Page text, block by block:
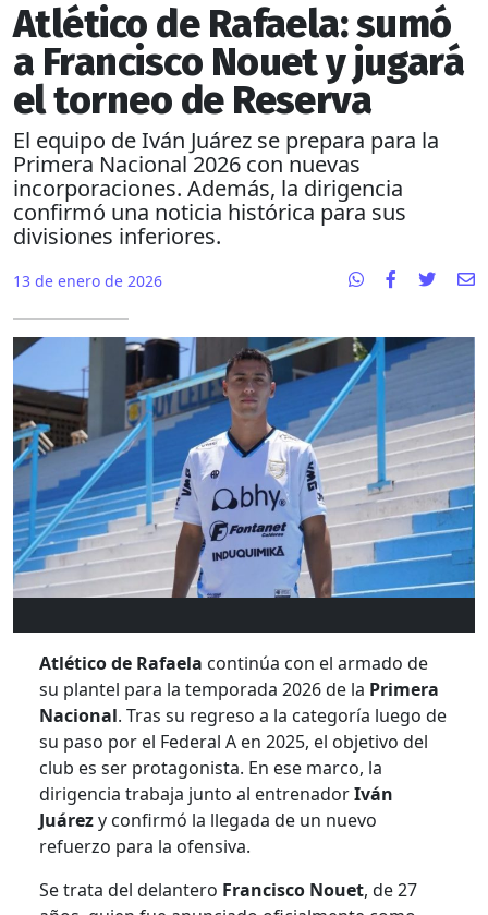
Atlético de Rafaela: sumó
a Francisco Nouet y jugará
el torneo de Reserva
El equipo de Iván Juárez se prepara para la
Primera Nacional 2026 con nuevas
incorporaciones. Además, la dirigencia
confirmó una noticia histórica para sus
divisiones inferiores.
13 de enero de 2026
Atlético de Rafaela continúa con el armado de
su plantel para la temporada 2026 de la Primera
Nacional. Tras su regreso a la categoría luego de
su paso por el Federal A en 2025, el objetivo del
club es ser protagonista. En ese marco, la
dirigencia trabaja junto al entrenadorIván
Juárezy confirmó la llegada de un nuevo
refuerzo para la ofensiva.
Se trata del delantero Francisco Nouet, de 27